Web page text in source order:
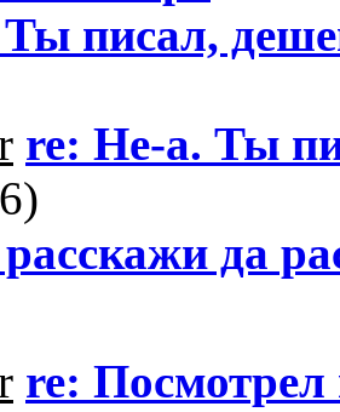
писал,
re: Не-а. Ты
да
re: Посмотрел